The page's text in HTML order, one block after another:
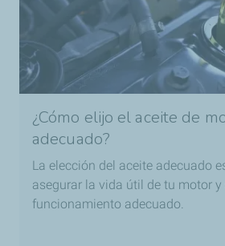
¿Cómo elijo el aceite de
adecuado?
La elección del aceite adecuado
asegurar la vida útil de tu motor y
funcionamiento adecuado.